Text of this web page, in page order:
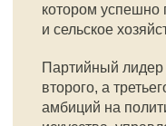
котором успешно
и сельское
Партийный
второго, а
амбиций на